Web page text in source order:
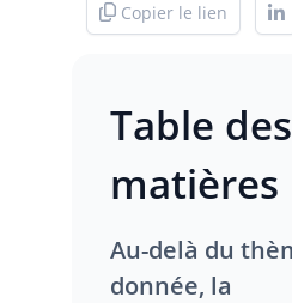
Copier le lien
Table des
matières
Au-delà du thème de la
donnée, la